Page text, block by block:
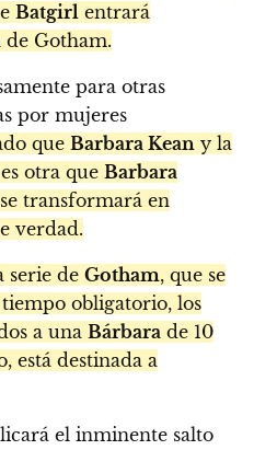
Batgirl entrará
Gotham.
para otras
por mujeres
que Barbara Kean y la
otra que Barbara
transformará en
verdad.
serie de Gotham, que se
obligatorio, los
a una Bárbara de 10
está destinada a
el inminente salto